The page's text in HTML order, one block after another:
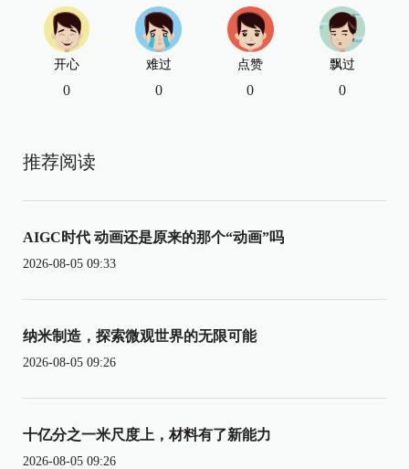
开心
0
难过
0
点赞
0
飘过
0
推荐阅读
AIGC时代 动画还是原来的那个“动画”吗
2026-08-05 09:33
纳米制造，探索微观世界的无限可能
2026-08-05 09:26
十亿分之一米尺度上，材料有了新能力
2026-08-05 09:26